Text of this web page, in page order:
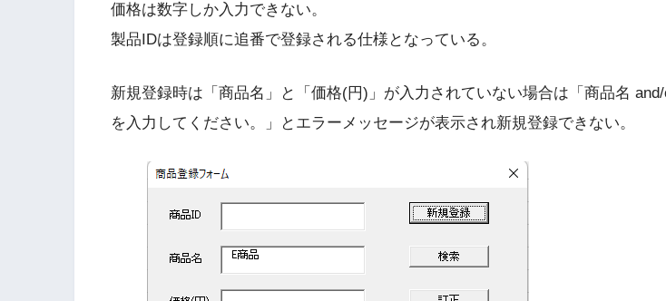
価格は数字しか入力できない。
製品IDは登録順に追番で登録される仕様となっている。
新規登録時は「商品名」と「価格(円)」が入力されていない場合は「商品名
を入力してください。」とエラーメッセージが表示され新規登録できない。